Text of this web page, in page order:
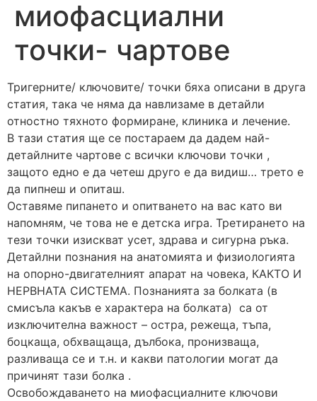
миофасциални
точки- чартове
Тригерните/ ключовите/ точки бяха описани в друга
статия, така че няма да навлизаме в детайли
отностно тяхното формиране, клиника и лечение.
В тази статия ще се постараем да дадем най-
детайлните чартове с всички ключови точки ,
защото едно е да четеш друго е да видиш… трето е
да пипнеш и опиташ.
Оставяме пипането и опитването на вас като ви
напомням, че това не е детска игра. Третирането на
тези точки изискват усет, здрава и сигурна ръка.
Детайлни познания на анатомията и физиологията
на опорно-двигателният апарат на човека, КАКТО И
НЕРВНАТА СИСТЕМА. Познанията за болката (в
смисъла какъв е характера на болката) са от
изключителна важност – остра, режеща, тъпа,
боцкаща, обхващаща, дълбока, пронизваща,
разливаща се и т.н. и какви патологии могат да
причинят тази болка .
Освобождаването на миофасциалните ключови